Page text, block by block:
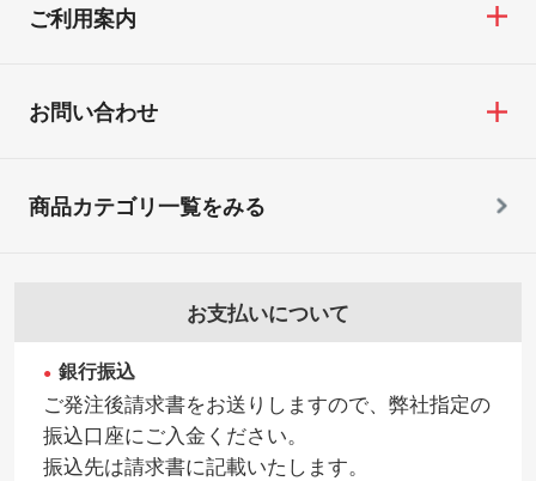
ご利用案内
お問い合わせ
お支払いについて
銀行振込
ご発注後請求書をお送りしますので、弊社指定の
振込口座にご入金ください。
振込先は請求書に記載いたします。
商品カテゴリ一覧をみる